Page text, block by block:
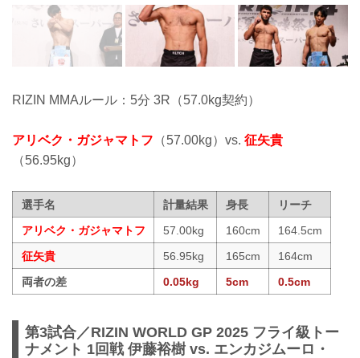
RIZIN MMAルール：5分 3R（57.0kg契約）
アリベク・ガジャマトフ （57.00kg）vs. 征矢貴
（56.95kg）
選手名 計量結果 身長
リーチ
アリベク・ガジャマトフ
57.00kg 160cm
164.5cm
征矢貴
56.95kg 165cm
164cm
両者の差
0.05kg 5cm 0.5cm
第3試合／RIZIN WORLD GP 2025 フライ級トー
ナメント 1回戦 伊藤裕樹 vs. エンカジムーロ・